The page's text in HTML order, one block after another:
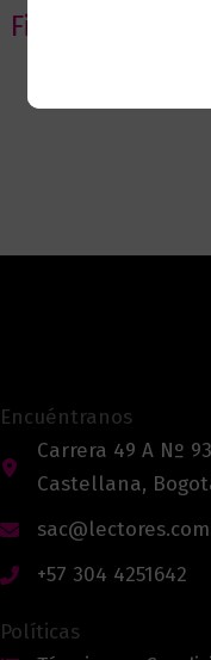
Filtrar por
Encuéntranos
Carrera 49 A Nº
Castellana,
+57 304 4251642
Políticas